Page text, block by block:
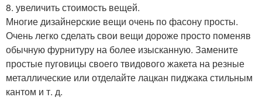
8. увеличить стоимость вещей.
Многие дизайнерские вещи очень по фасону просты.
Очень легко сделать свои вещи дороже просто поменяв
обычную фурнитуру на более изысканную. Замените
простые пуговицы своего твидового жакета на резные
металлические или отделайте лацкан пиджака стильным
кантом и т. д.